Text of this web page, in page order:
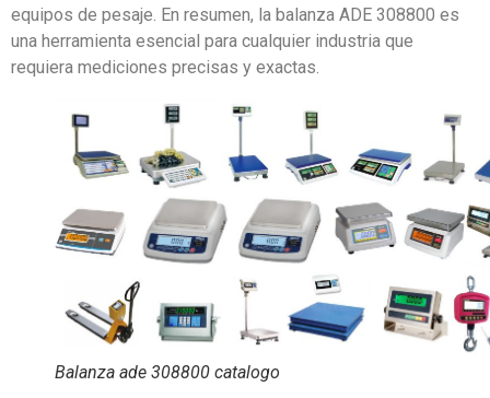
equipos de pesaje. En resumen, la balanza ADE 308800 es
una herramienta esencial para cualquier industria que
requiera mediciones precisas y exactas.
Balanza ade 308800 catalogo